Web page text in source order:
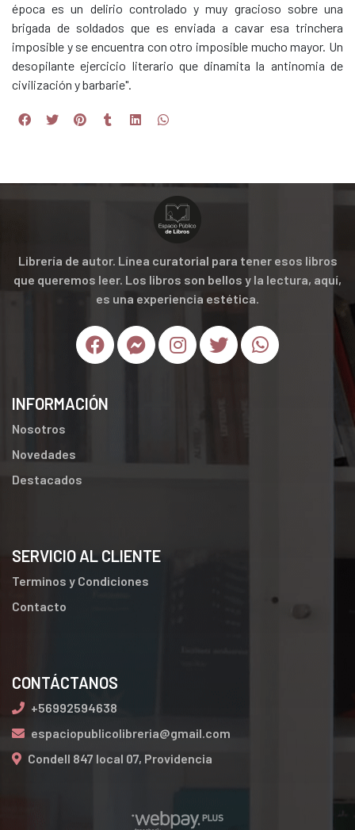
época es un delirio controlado y muy gracioso sobre una
brigada de soldados que es enviada a cavar esa trinchera
imposible y se encuentra con otro imposible mucho mayor. Un
desopilante ejercicio literario que dinamita la antinomia de
civilización y barbarie".
Librería de autor. Línea curatorial para tener esos libros
que queremos leer. Los libros son bellos y la lectura, aquí,
es una experiencia estética.
INFORMACIÓN
Nosotros
Novedades
Destacados
SERVICIO AL CLIENTE
Terminos y Condiciones
Contacto
CONTÁCTANOS
+56992594638
espaciopublicolibreria@gmail.com
Condell 847 local 07, Providencia